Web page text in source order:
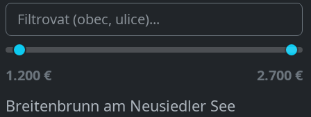
1.200 € 2.700 €
Breitenbrunn am Neusiedler See